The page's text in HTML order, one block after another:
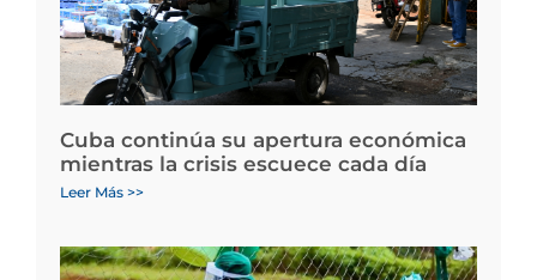
Cuba continúa su apertura económica
mientras la crisis escuece cada día
Leer Más >>